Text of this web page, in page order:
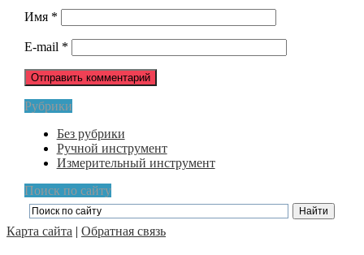
Имя *
E-mail *
Рубрики
Без рубрики
Ручной инструмент
Измерительный инструмент
Поиск по сайту
Карта сайта | Обратная связь